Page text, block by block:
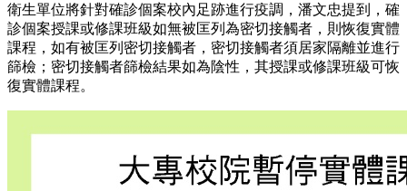
衛生單位將針對確診個案校內足跡進行疫調，潘文忠提到，確
診個案授課或修課班級如無被匡列為密切接觸者，則恢復實體
課程，如有被匡列密切接觸者，密切接觸者須居家隔離並進行
篩檢；密切接觸者篩檢結果如為陰性，其授課或修課班級可恢
復實體課程。